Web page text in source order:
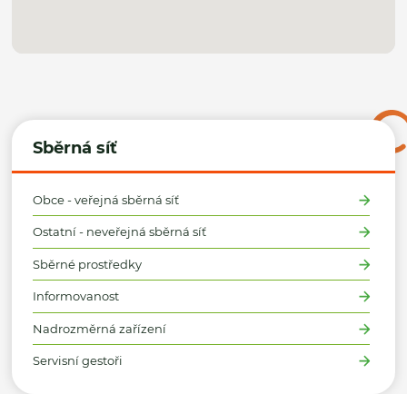
Sběrná síť
Obce - veřejná sběrná síť
Ostatní - neveřejná sběrná síť
Sběrné prostředky
Informovanost
Nadrozměrná zařízení
Servisní gestoři